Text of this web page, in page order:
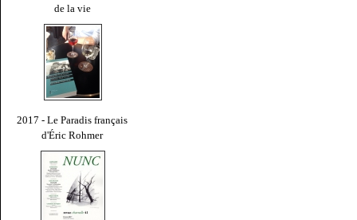
de la vie
2017 - Le Paradis français
d'Éric Rohmer